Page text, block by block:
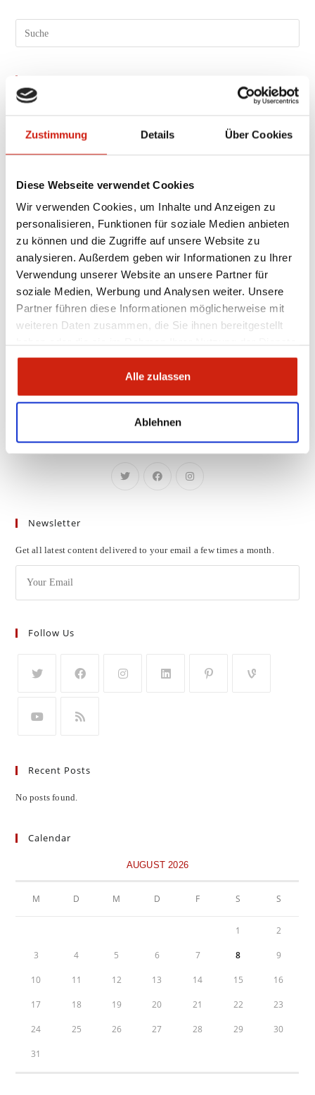
Zustimmung Details Über Cookies
Diese Webseite verwendet Cookies
Wir verwenden Cookies, um Inhalte und Anzeigen zu
personalisieren, Funktionen für soziale Medien anbieten
zu können und die Zugriffe auf unsere Website zu
analysieren. Außerdem geben wir Informationen zu Ihrer
Verwendung unserer Website an unsere Partner für
soziale Medien, Werbung und Analysen weiter. Unsere
Partner führen diese Informationen möglicherweise mit
weiteren Daten zusammen, die Sie ihnen bereitgestellt
gesammelt haben.
Alle zulassen
Ablehnen
Search
this
Kategorien
Keine Kategorien
Meta
Anmelden
Eintrags-Feed
Kommentar-Feed
WordPress.org
JOHN DOE
Lorem ipsum dolor sit amet, consectetur adipiscing elit. Integer nec
odio. Praesent libero.
Newsletter
Get all latest content delivered to your email a few times a month.
Follow Us
Recent Posts
No posts found.
Calendar
AUGUST 2026
M D M D F S S
1 2
3 4 5 6 7 8 9
10 11 12 13 14 15 16
17 18 19 20 21 22 23
24 25 26 27 28 29 30
31